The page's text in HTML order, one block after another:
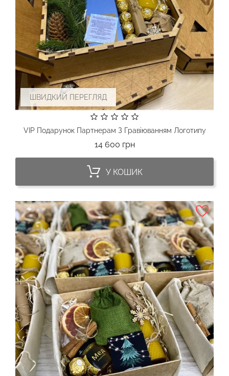
ШВИДКИЙ ПЕРЕГЛЯД
VIP Подарунок Партнерам З Гравіюванням Логотипу
14 600 грнЦіна
У КОШИК